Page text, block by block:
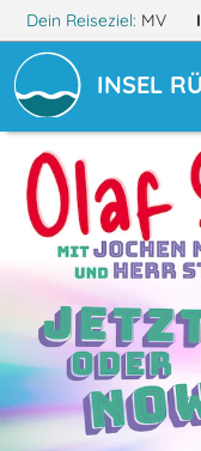
Dein Reiseziel: MV
INSEL